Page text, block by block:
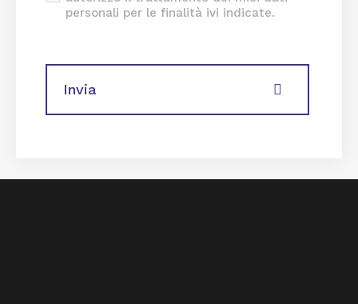
personali per le finalità ivi indicate.